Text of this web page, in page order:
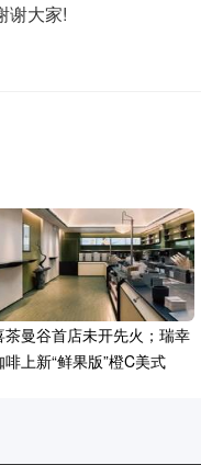
谢大家!
茶曼谷首店未开先火；瑞幸
啡上新“鲜果版”橙C美式